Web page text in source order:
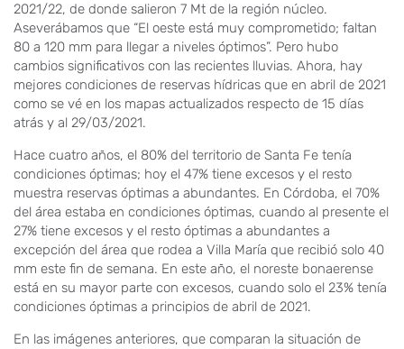
2021/22, de donde salieron 7 Mt de la región núcleo.
Aseverábamos que “El oeste está muy comprometido; faltan
80 a 120 mm para llegar a niveles óptimos”. Pero hubo
cambios significativos con las recientes lluvias. Ahora, hay
mejores condiciones de reservas hídricas que en abril de 2021
como se vé en los mapas actualizados respecto de 15 días
atrás y al 29/03/2021.
Hace cuatro años, el 80% del territorio de Santa Fe tenía
condiciones óptimas; hoy el 47% tiene excesos y el resto
muestra reservas óptimas a abundantes. En Córdoba, el 70%
del área estaba en condiciones óptimas, cuando al presente el
27% tiene excesos y el resto óptimas a abundantes a
excepción del área que rodea a Villa María que recibió solo 40
mm este fin de semana. En este año, el noreste bonaerense
está en su mayor parte con excesos, cuando solo el 23% tenía
condiciones óptimas a principios de abril de 2021.
En las imágenes anteriores, que comparan la situación de